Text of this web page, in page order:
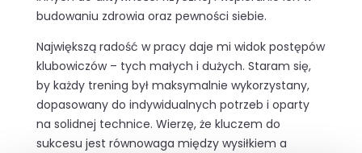
budowaniu zdrowia oraz pewności siebie.
Największą radość w pracy daje mi widok postępów
klubowiczów – tych małych i dużych. Staram się,
by każdy trening był maksymalnie wykorzystany,
dopasowany do indywidualnych potrzeb i oparty
na solidnej technice. Wierzę, że kluczem do
sukcesu jest równowaga między wysiłkiem a